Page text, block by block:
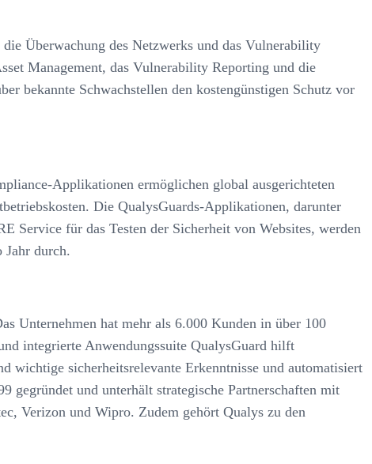
Überwachung des Netzwerks und das Vulnerability
Management, das Vulnerability Reporting und die
bekannte Schwachstellen den kostengünstigen Schutz vor
Applikationen ermöglichen global ausgerichteten
Die QualysGuards-Applikationen, darunter
Service für das Testen der Sicherheit von Websites, werden
durch.
Unternehmen hat mehr als 6.000 Kunden in über 100
integrierte Anwendungssuite QualysGuard hilft
wichtige sicherheitsrelevante Erkenntnisse und automatisiert
gegründet und unterhält strategische Partnerschaften mit
Verizon und Wipro. Zudem gehört Qualys zu den